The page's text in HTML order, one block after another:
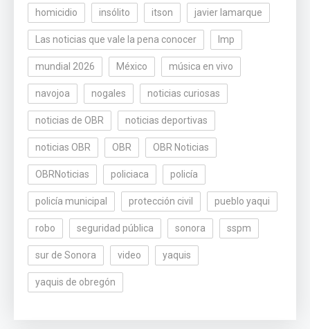
homicidio insólito itson javier lamarque
Las noticias que vale la pena conocer lmp
mundial 2026 México música en vivo
navojoa nogales noticias curiosas
noticias de OBR noticias deportivas
noticias OBR OBR OBR Noticias
OBRNoticias policiaca policía
policía municipal protección civil pueblo yaqui
robo seguridad pública sonora sspm
sur de Sonora video yaquis
yaquis de obregón